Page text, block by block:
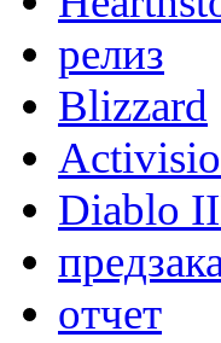
релиз
Blizzard
Diablo
отчет